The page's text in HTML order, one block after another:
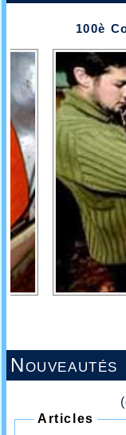
100è
Nouveautés
Articles